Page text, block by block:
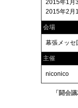
2015年1月
2015年2月
会場
幕張メッセ
主催
niconico
「闘会